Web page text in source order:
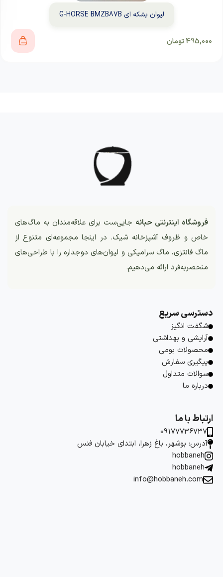
لیوان بشکه ای G-HORSE BMZB87B
495,000تومان
فروشگاه اینترنتی حبانه جایی‌ست برای علاقه‌مندان به ماگ‌های
خاص و ظروف آشپزخانه شیک. در اینجا مجموعه‌ای متنوع از
ماگ فانتزی، ماگ سرامیکی و لیوان‌های دوجداره را با طراحی‌های
منحصربه‌فرد ارائه می‌دهیم.
دسترسی سریع
شگفت انگیز
آرایشی و بهداشتی
محصولات بومی
پیگیری سفارش
سوالات متداول
درباره ما
ارتباط با ما
09177736737
آدرس: بوشهر، باغ زهرا، ابتدای خیابان فنس
hobbaneh
hobbaneh
info@hobbaneh.com